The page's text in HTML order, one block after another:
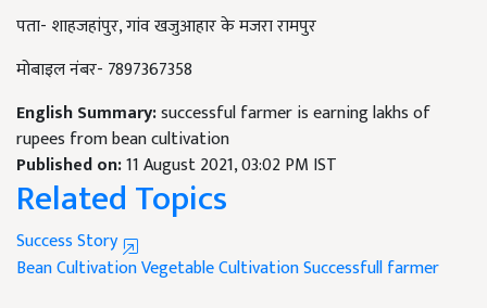
पता- शाहजहांपुर, गांव खजुआहार के मजरा रामपुर
मोबाइल नंबर- 7897367358
English Summary:successful farmer is earning lakhs of
rupees from bean cultivation
Published on:11 August 2021, 03:02 PM IST
Related Topics
Success Story
Bean CultivationVegetable CultivationSuccessfull farmer